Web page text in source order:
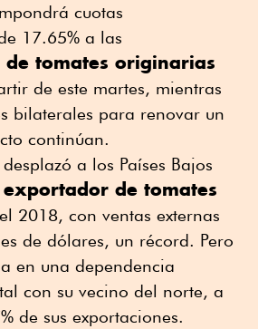
cuotas
17.65% a las
de tomates originarias
de este martes, mientras
bilaterales para renovar un
continúan.
a los Países Bajos
de tomates
2018, con ventas externas
de dólares, un récord. Pero
en una dependencia
con su vecino del norte, a
de sus exportaciones.